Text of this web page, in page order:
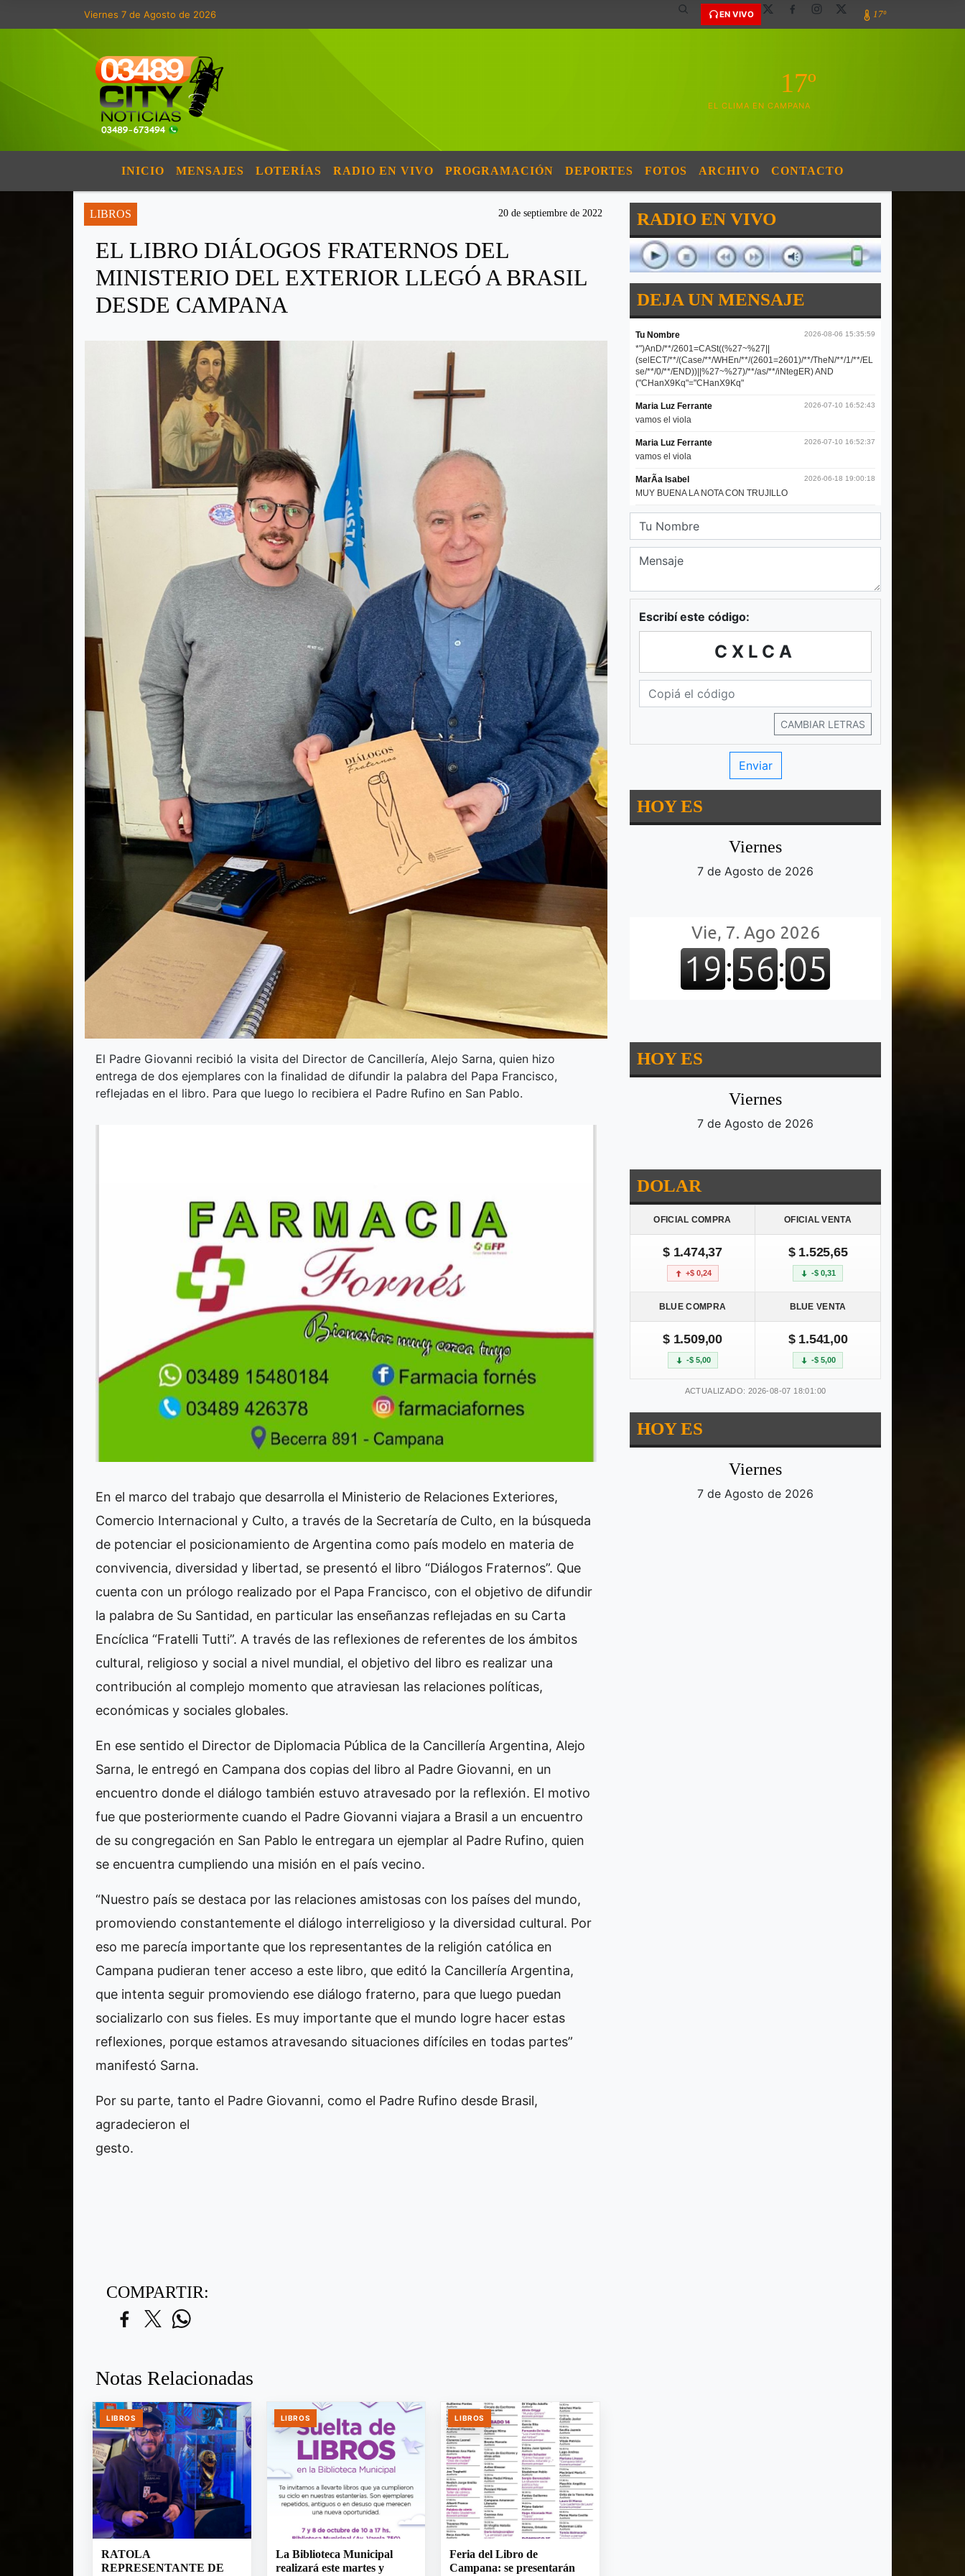
Viernes 7 de Agosto de 2026 EN VIVO 17º
17º
EL CLIMA EN CAMPANA
INICIO MENSAJES LOTERÍAS RADIO EN VIVO PROGRAMACIÓN DEPORTES FOTOS ARCHIVO CONTACTO
LIBROS 20 de septiembre de 2022
EL LIBRO DIÁLOGOS FRATERNOS DEL
MINISTERIO DEL EXTERIOR LLEGÓ A BRASIL
DESDE CAMPANA
El Padre Giovanni recibió la visita del Director de Cancillería, Alejo Sarna, quien hizo
entrega de dos ejemplares con la finalidad de difundir la palabra del Papa Francisco,
reflejadas en el libro. Para que luego lo recibiera el Padre Rufino en San Pablo.
En el marco del trabajo que desarrolla el Ministerio de Relaciones Exteriores,
Comercio Internacional y Culto, a través de la Secretaría de Culto, en la búsqueda
de potenciar el posicionamiento de Argentina como país modelo en materia de
convivencia, diversidad y libertad, se presentó el libro “Diálogos Fraternos”. Que
cuenta con un prólogo realizado por el Papa Francisco, con el objetivo de difundir
la palabra de Su Santidad, en particular las enseñanzas reflejadas en su Carta
Encíclica “Fratelli Tutti”. A través de las reflexiones de referentes de los ámbitos
cultural, religioso y social a nivel mundial, el objetivo del libro es realizar una
contribución al complejo momento que atraviesan las relaciones políticas,
económicas y sociales globales.
En ese sentido el Director de Diplomacia Pública de la Cancillería Argentina, Alejo
Sarna, le entregó en Campana dos copias del libro al Padre Giovanni, en un
encuentro donde el diálogo también estuvo atravesado por la reflexión. El motivo
fue que posteriormente cuando el Padre Giovanni viajara a Brasil a un encuentro
de su congregación en San Pablo le entregara un ejemplar al Padre Rufino, quien
se encuentra cumpliendo una misión en el país vecino.
“Nuestro país se destaca por las relaciones amistosas con los países del mundo,
promoviendo constantemente el diálogo interreligioso y la diversidad cultural. Por
eso me parecía importante que los representantes de la religión católica en
Campana pudieran tener acceso a este libro, que editó la Cancillería Argentina,
que intenta seguir promoviendo ese diálogo fraterno, para que luego puedan
socializarlo con sus fieles. Es muy importante que el mundo logre hacer estas
reflexiones, porque estamos atravesando situaciones difíciles en todas partes”
manifestó Sarna.
Por su parte, tanto el Padre Giovanni, como el Padre Rufino desde Brasil,
agradecieron el
gesto.
COMPARTIR:
Notas Relacionadas
LIBROS
RATOLA
REPRESENTANTE DE
LIBROS
La Biblioteca Municipal
realizará este martes y
LIBROS
Feria del Libro de
Campana: se presentarán
RADIO EN VIVO
DEJA UN MENSAJE
Escribí este código:
CXLCA
CAMBIAR LETRAS
HOY ES
Viernes
7 de Agosto de 2026
HOY ES
Viernes
7 de Agosto de 2026
DOLAR
OFICIAL COMPRA OFICIAL VENTA
$ 1.474,37
+$ 0,24
$ 1.525,65
-$ 0,31
BLUE COMPRA BLUE VENTA
$ 1.509,00
-$ 5,00
$ 1.541,00
-$ 5,00
ACTUALIZADO: 2026-08-07 18:01:00
HOY ES
Viernes
7 de Agosto de 2026